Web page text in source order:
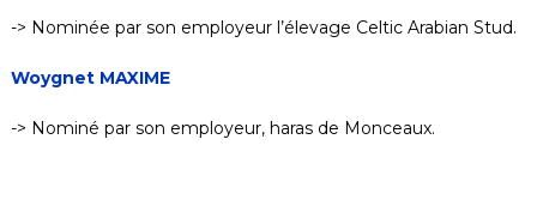
-> Nominée par son employeur l’élevage Celtic Arabian Stud.
Woygnet MAXIME
-> Nominé par son employeur, haras de Monceaux.